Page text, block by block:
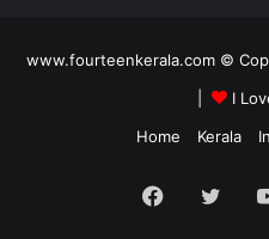
www.fourteenkerala.com ©
I
Home
Kerala
Facebook